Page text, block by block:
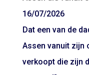
16/07/2026
Dat een van de
Assen vanuit zijn
verkoopt die zijn